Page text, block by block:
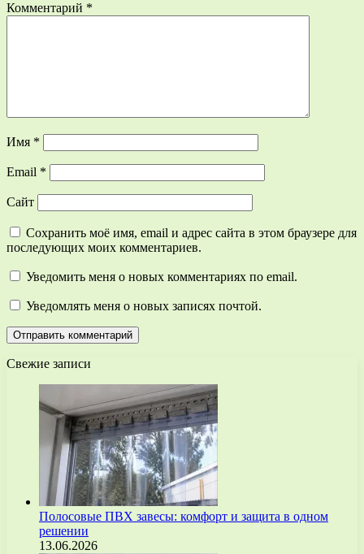
Комментарий *
Имя *
Email *
Сайт
Сохранить моё имя, email и адрес сайта в этом браузере для
последующих моих комментариев.
Уведомить меня о новых комментариях по email.
Уведомлять меня о новых записях почтой.
Свежие записи
Полосовые ПВХ завесы: комфорт и защита в одном
решении
13.06.2026